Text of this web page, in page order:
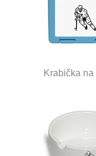
Krabička